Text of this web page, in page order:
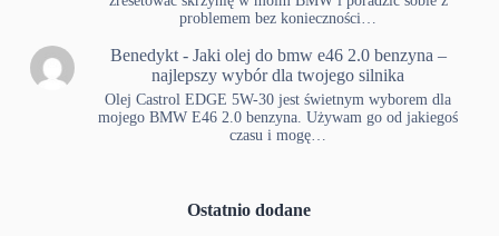
problemem bez konieczności…
Benedykt- Jaki olej do bmw e46 2.0 benzyna –
najlepszy wybór dla twojego silnika
Olej Castrol EDGE 5W-30 jest świetnym wyborem dla
mojego BMW E46 2.0 benzyna. Używam go od jakiegoś
czasu i mogę…
Ostatnio dodane